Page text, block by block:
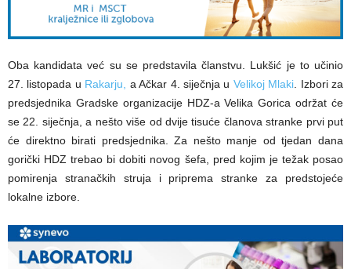
Oba kandidata već su se predstavila članstvu. Lukšić je to učinio
27. listopada u Rakarju, a Ačkar 4. siječnja u Velikoj Mlaki . Izbori za
predsjednika Gradske organizacije HDZ-a Velika Gorica održat će
se 22. siječnja, a nešto više od dvije tisuće članova stranke prvi put
će direktno birati predsjednika. Za nešto manje od tjedan dana
gorički HDZ trebao bi dobiti novog šefa, pred kojim je težak posao
pomirenja stranačkih struja i priprema stranke za predstojeće
lokalne izbore.